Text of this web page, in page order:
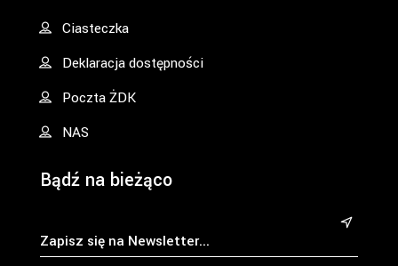
Ciasteczka
Deklaracja dostępności
Poczta ŻDK
NAS
Bądź na bieżąco
&